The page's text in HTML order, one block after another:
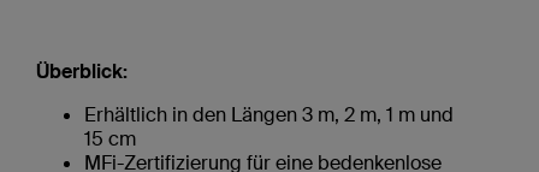
Überblick:
Erhältlich in den Längen 3 m, 2 m, 1 m und
15 cm
MFi-Zertifizierung für eine bedenkenlose